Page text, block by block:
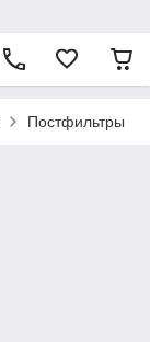
Постфильтры